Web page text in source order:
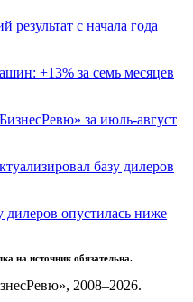
с начала года
+13% за семь месяцев
за июль-август
базу дилеров
дилеров опустилась ниже
на источник обязательна.
2008–2026.